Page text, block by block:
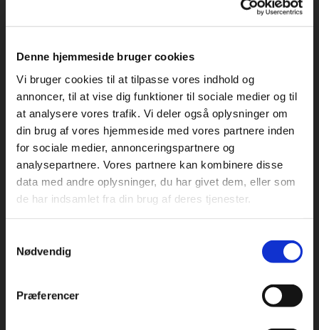
Denne hjemmeside bruger cookies
Vi bruger cookies til at tilpasse vores indhold og
annoncer, til at vise dig funktioner til sociale medier og til
at analysere vores trafik. Vi deler også oplysninger om
din brug af vores hjemmeside med vores partnere inden
for sociale medier, annonceringspartnere og
analysepartnere. Vores partnere kan kombinere disse
data med andre oplysninger, du har givet dem, eller som
de har indsamlet fra din brug af deres tjenester.
Nødvendig
Præferencer